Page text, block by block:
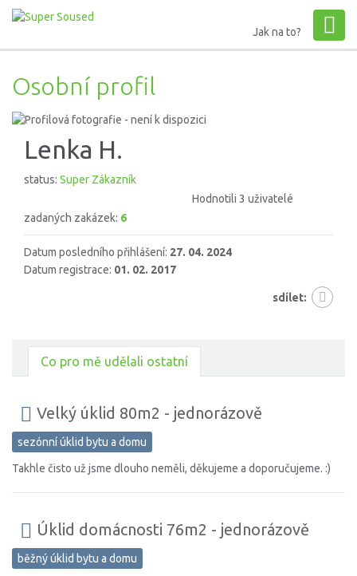
Jak na to?
Osobní profil
Lenka H.
status: Super Zákazník
Hodnotili 3 uživatelé
zadaných zakázek: 6
Datum posledního přihlášení: 27. 04. 2024
Datum registrace: 01. 02. 2017
sdílet:
Co pro mě udělali ostatní
Velký úklid 80m2 - jednorázově
sezónní úklid bytu a domu
Takhle čisto už jsme dlouho neměli, děkujeme a doporučujeme. :)
Úklid domácnosti 76m2 - jednorázově
běžný úklid bytu a domu